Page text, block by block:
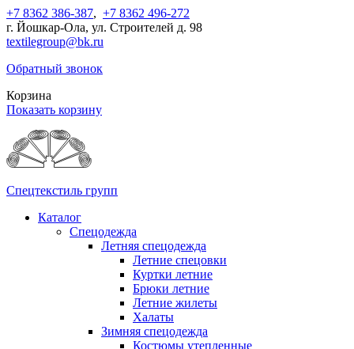
+7 8362 386-387, +7 8362 496-272
г. Йошкар-Ола, ул. Строителей д. 98
textilegroup@bk.ru
Обратный звонок
Корзина
Показать корзину
Спецтекстиль групп
Каталог
Спецодежда
Летняя спецодежда
Летние спецовки
Куртки летние
Брюки летние
Летние жилеты
Халаты
Зимняя спецодежда
Костюмы утепленные